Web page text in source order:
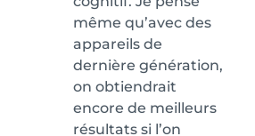
même qu’avec des
appareils de
dernière génération,
on obtiendrait
encore de meilleurs
résultats si l’on